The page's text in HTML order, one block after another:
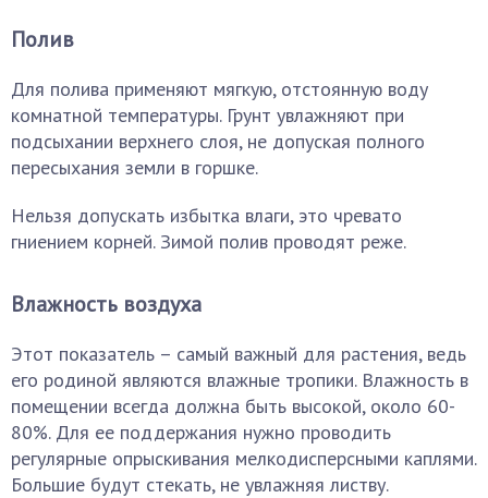
Полив
Для полива применяют мягкую, отстоянную воду
комнатной температуры. Грунт увлажняют при
подсыхании верхнего слоя, не допуская полного
пересыхания земли в горшке.
Нельзя допускать избытка влаги, это чревато
гниением корней. Зимой полив проводят реже.
Влажность воздуха
Этот показатель – самый важный для растения, ведь
его родиной являются влажные тропики. Влажность в
помещении всегда должна быть высокой, около 60-
80%. Для ее поддержания нужно проводить
регулярные опрыскивания мелкодисперсными каплями.
Большие будут стекать, не увлажняя листву.